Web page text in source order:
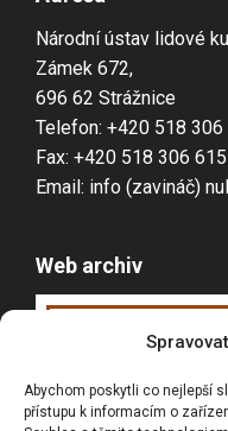
Abychom poskytli co nejlepší
přístupu k informacím o
Národní ústav lidové
Zámek 672,
696 62 Strážnice
Telefon: +420 518 306
Fax: +420 518 306 615
Email: info (zavináč)
Web archiv
Webarchiv
ČR